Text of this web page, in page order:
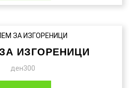
ИЗГОРЕНИЦИ
ден300